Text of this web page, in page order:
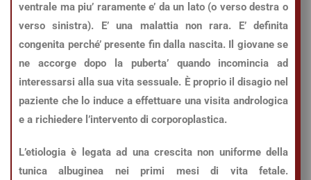
ventrale ma piu’ raramente e’ da un lato (o verso destra o
verso sinistra). E’ una malattia non rara. E’ definita
congenita perché’ presente fin dalla nascita. Il giovane se
ne accorge dopo la puberta’ quando incomincia ad
interessarsi alla sua vita sessuale. È proprio il disagio nel
paziente che lo induce a effettuare una visita andrologica
e a richiedere l’intervento di corporoplastica.
L’etiologia è legata ad una crescita non uniforme della
tunica albuginea nei primi mesi di vita fetale.